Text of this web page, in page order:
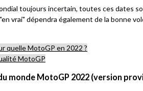
à
un
toujours incertain, toutes ces dates
vrai" dépendra également de la bonne
quelle MotoGP en 2022 ?
MotoGP
monde MotoGP 2022 (version